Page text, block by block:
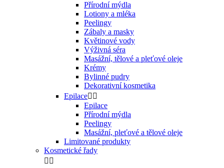
Přírodní mýdla
Lotiony a mléka
Peelingy
Zábaly a masky
Květinové vody
Výživná séra
Masážní, tělové a pleťové oleje
Krémy
Bylinné pudry
Dekorativní kosmetika
Epilace 
Epilace
Přírodní mýdla
Peelingy
Masážní, pleťové a tělové oleje
Limitované produkty
Kosmetické řady
 